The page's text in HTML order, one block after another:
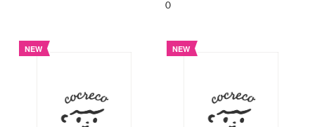
０
NEW NEW